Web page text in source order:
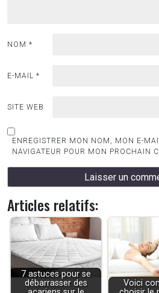
NOM *
E-MAIL *
SITE WEB
ENREGISTRER MON NOM, MON E-
NAVIGATEUR POUR MON PROCHAIN
Articles relatifs:
7 astuces pour se
débarrasser des
Voici